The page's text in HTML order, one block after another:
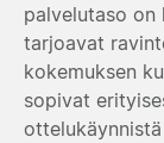
palvelutaso
tarjoavat
kokemuksen
sopivat